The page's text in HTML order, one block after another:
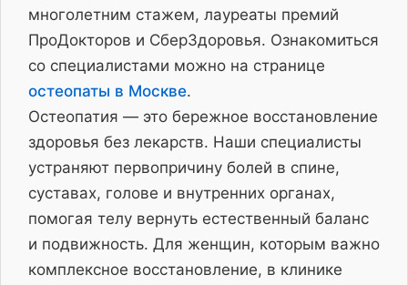
многолетним стажем, лауреаты премий
ПроДокторов и СберЗдоровья. Ознакомиться
со специалистами можно на странице
остеопаты в Москве.
Остеопатия — это бережное восстановление
здоровья без лекарств. Наши специалисты
устраняют первопричину болей в спине,
суставах, голове и внутренних органах,
помогая телу вернуть естественный баланс
и подвижность. Для женщин, которым важно
комплексное восстановление, в клинике